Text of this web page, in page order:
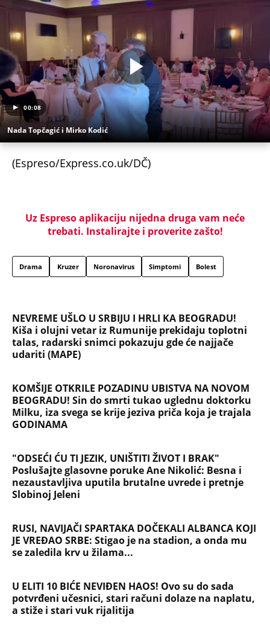
00:08
Nada Topčagić i Mirko Kodić
(Espreso/Express.co.uk/DČ)
Uz Espreso aplikaciju nijedna druga vam neće
trebati. Instalirajte i proverite zašto!
Drama Kruzer Noronavirus Simptomi Bolest
NEVREME UŠLO U SRBIJU I HRLI KA BEOGRADU!
Kiša i olujni vetar iz Rumunije prekidaju toplotni
talas, radarski snimci pokazuju gde će najjače
udariti (MAPE)
KOMŠIJE OTKRILE POZADINU UBISTVA NA NOVOM
BEOGRADU! Sin do smrti tukao uglednu doktorku
Milku, iza svega se krije jeziva priča koja je trajala
GODINAMA
"ODSEĆI ĆU TI JEZIK, UNIŠTITI ŽIVOT I BRAK"
Poslušajte glasovne poruke Ane Nikolić: Besna i
nezaustavljiva uputila brutalne uvrede i pretnje
Slobinoj Jeleni
RUSI, NAVIJAČI SPARTAKA DOČEKALI ALBANCA KOJI
JE VREĐAO SRBE: Stigao je na stadion, a onda mu
se zaledila krv u žilama...
U ELITI 10 BIĆE NEVIĐEN HAOS! Ovo su do sada
potvrđeni učesnici, stari računi dolaze na naplatu,
a stiže i stari vuk rijalitija